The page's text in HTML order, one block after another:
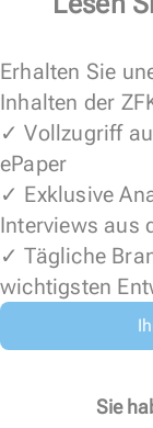
Erhalten Sie
Inhalten der
✓ Vollzugriff
ePaper
✓ Exklusive
Interviews aus
✓ Tägliche
wichtigsten
Sie